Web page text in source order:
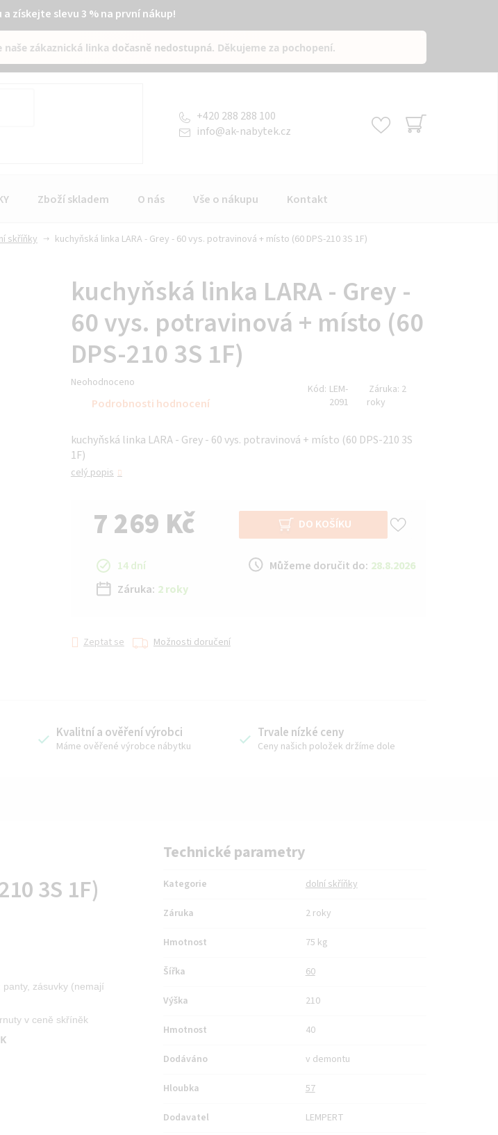
získejte slevu 3 % na první nákup!
naše zákaznická linka dočasně nedostupná. Děkujeme za pochopení.
info@ak-nabytek.cz
+420 288 288 100
Zboží skladem O nás Vše o nákupu Kontakt
skříňky kuchyňská linka LARA - Grey - 60 vys. potravinová + místo (60 DPS-210 3S 1F)
kuchyňská linka LARA - Grey -
60 vys. potravinová + místo (60
DPS-210 3S 1F)
Průměrné
hodnocení
produktu
0,0
z 5
hvězdiček.
Neohodnoceno
Podrobnosti hodnocení
Kód: LEM-
2091
Záruka: 2
roky
kuchyňská linka LARA - Grey - 60 vys. potravinová + místo (60 DPS-210 3S
1F)
celý popis
7 269 Kč DO KOŠÍKU
14 dní Můžeme doručit do: 28.8.2026
Záruka: 2 roky
Zeptat se Možnosti doručení
Kvalitní a ověření výrobci
Máme ověřené výrobce nábytku
Trvale nízké ceny
Ceny našich položek držíme dole
3S 1F)
zásuvky (nemají
v ceně skříněk
Technické parametry
Kategorie dolní skříňky
Záruka 2 roky
Hmotnost 75 kg
Šířka 60
Výška 210
Hmotnost 40
Dodáváno v demontu
Hloubka 57
Dodavatel LEMPERT